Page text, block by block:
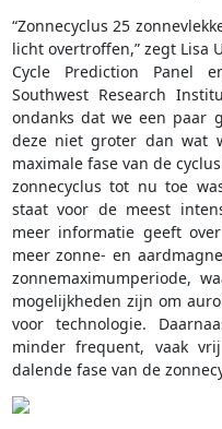
“Zonnecyclus 25
licht overtroffen,” zegt Lisa
Cycle Prediction Panel
Southwest Research
ondanks dat we een paar
deze niet groter dan wat
maximale fase van de
zonnecyclus tot nu toe
staat voor de meest
meer informatie geeft
meer zonne- en
zonnemaximumperiode,
mogelijkheden zijn om
voor technologie.
minder frequent, vaak
dalende fase van de